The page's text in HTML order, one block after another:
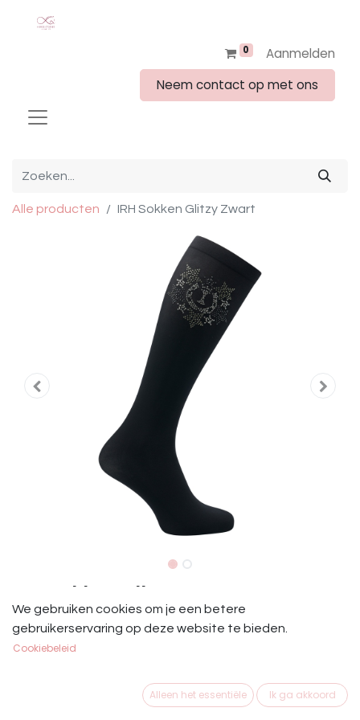
0
Aanmelden
Neem contact op met ons
Alle producten IRH Sokken Glitzy Zwart
IRH Sokken Glitzy Zwart
Sokken met luxe strass-steentjes-afwerking.
59% Polyamide, 30% Polyester, 11% Elastane
Dit product is niet meer beschikbaar.
We gebruiken cookies om je een betere
gebruikerservaring op deze website te bieden.
Cookiebeleid
Alleen het essentiële Ik ga akkoord